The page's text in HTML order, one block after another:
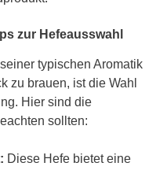
zur Hefeausswahl
typischen Aromatik
zu brauen, ist die Wahl
Hier sind die
sollten:
Diese Hefe bietet eine